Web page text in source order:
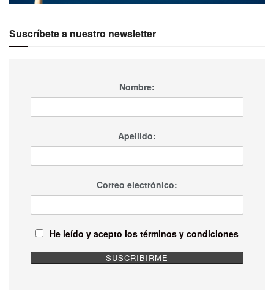
Suscríbete a nuestro newsletter
Nombre:
Apellido:
Correo electrónico:
He leído y acepto los términos y condiciones